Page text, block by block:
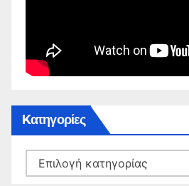
Kατηγορίες
Kατηγορίες